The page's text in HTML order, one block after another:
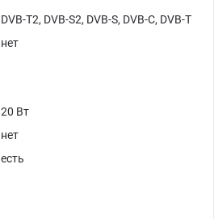
DVB-T2, DVB-S2, DVB-S, DVB-C, DVB-T
нет
20 Вт
нет
есть